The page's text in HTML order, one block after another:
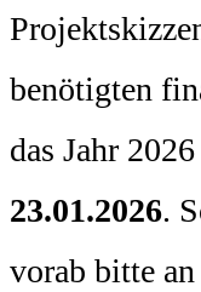
benötigten
das Jahr
23.01.2026.
vorab bitte